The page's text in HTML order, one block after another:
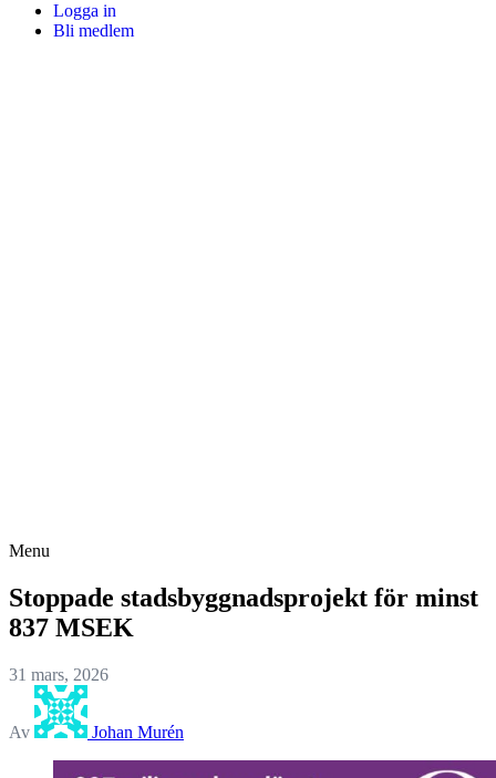
Logga in
Bli medlem
Menu
Stoppade stadsbyggnadsprojekt för minst
837 MSEK
31 mars, 2026
Av Johan Murén